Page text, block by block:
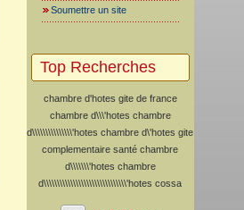
Soumettre un site
Top Recherches
chambre d'hotes gite de france
chambre d\\\'hotes chambre
d\\\\\\\\\\\\\\\'hotes chambre d\'hotes gite
complementaire santé chambre
d\\\\\\\'hotes chambre
d\\\\\\\\\\\\\\\\\\\\\\\\\\\\\\\'hotes cossa